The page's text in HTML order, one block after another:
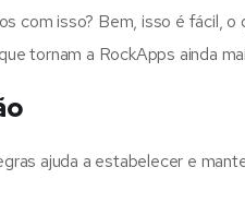
com isso? Bem, isso é fácil,
tornam a RockApps ainda
ajuda a estabelecer e